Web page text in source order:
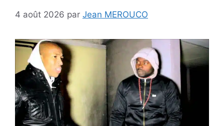
4 août 2026 par Jean MEROUCO